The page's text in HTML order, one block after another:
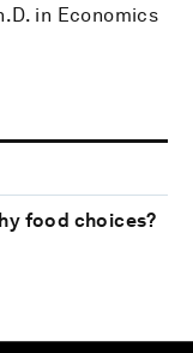
in Economics
food choices?